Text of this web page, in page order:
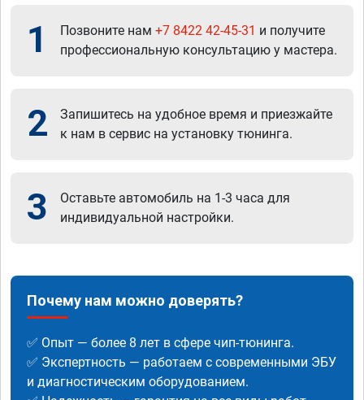
1 Позвоните нам +7 8422 42-45-31 и получите
профессиональную консультацию у мастера.
2
Запишитесь на удобное время и приезжайте
к нам в сервис на установку тюнинга.
3
Оставьте автомобиль на 1-3 часа для
индивидуальной настройки.
Почему нам можно доверять?
✅ Опыт — более 8 лет в сфере чип-тюнинга.
✅ Экспертность — работаем с современными ЭБУ
и диагностическим оборудованием.